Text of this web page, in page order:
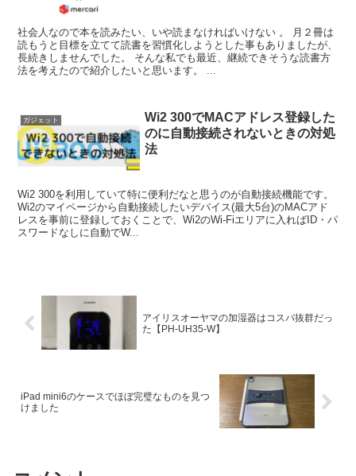
社会人なので本を読みたい、いや読まなければいけない 。 月２冊は
読もうと目標を立てて読書を習慣化しようとした事もありましたが、
長続きしませんでした。 そんな私でも最近、継続できそうな読書方
法を考えたので紹介したいと思います。 ...
ガジェット
Wi2 300でMACアドレス登録した
のに自動接続されないときの対処
法
Wi2 300を利用していて特に便利だなと思うのが自動接続機能です。
Wi2のマイページから自動接続したいデバイス(最大5台)のMACアド
レスを事前に登録しておくことで、Wi2のWi-Fiエリアに入ればID・パ
スワードなしに自動でW...
アイリスオーヤマの加湿器はコスパ抜群だっ
た【PH-UH35-W】
iPad mini6のケースでほぼ完璧なものを見つ
けました